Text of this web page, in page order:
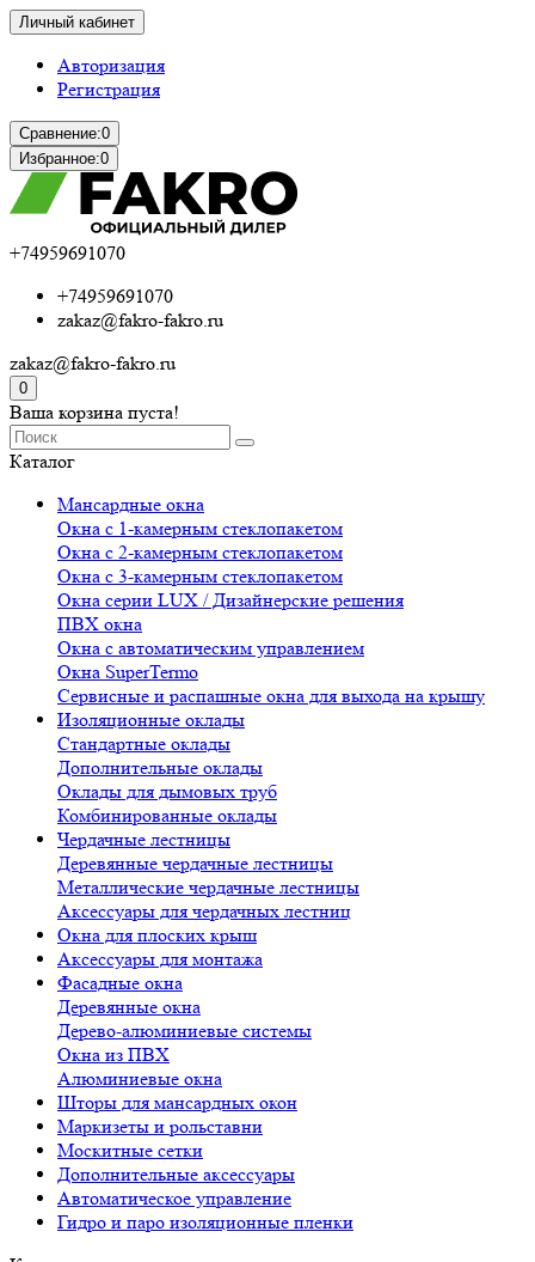
Личный кабинет
Авторизация
Регистрация
Сравнение:0
Избранное:0
+74959691070
+74959691070
zakaz@fakro-fakro.ru
zakaz@fakro-fakro.ru
0
Ваша корзина пуста!
Каталог
Мансардные окна
Окна с 1-камерным стеклопакетом
Окна с 2-камерным стеклопакетом
Окна с 3-камерным стеклопакетом
Окна серии LUX / Дизайнерские решения
ПВХ окна
Окна с автоматическим управлением
Окна SuperTermo
Сервисные и распашные окна для выхода на крышу
Изоляционные оклады
Стандартные оклады
Дополнительные оклады
Оклады для дымовых труб
Комбинированные оклады
Чердачные лестницы
Деревянные чердачные лестницы
Металлические чердачные лестницы
Аксессуары для чердачных лестниц
Окна для плоских крыш
Аксессуары для монтажа
Фасадные окна
Деревянные окна
Дерево-алюминиевые системы
Окна из ПВХ
Алюминиевые окна
Шторы для мансардных окон
Маркизеты и рольставни
Москитные сетки
Дополнительные аксессуары
Автоматическое управление
Гидро и паро изоляционные пленки